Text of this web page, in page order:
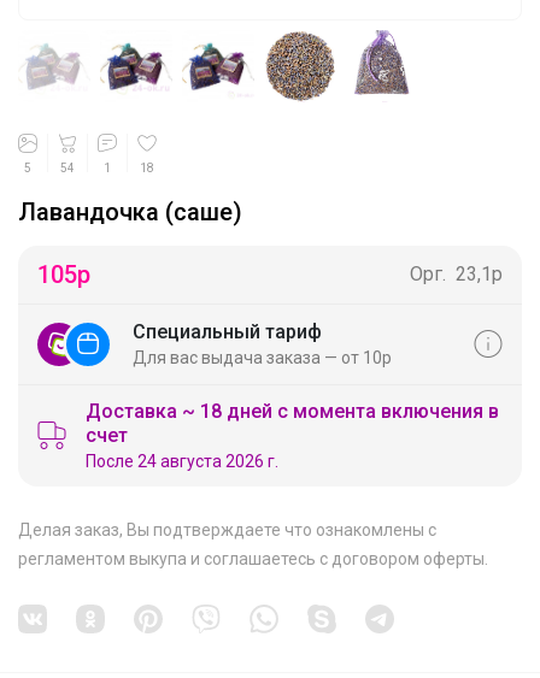
5 54 1 18
Лавандочка (саше)
105р Орг. 23,1р
Специальный тариф
Для вас выдача заказа — от 10р
Доставка ~ 18 дней с момента включения в
счет
После 24 августа 2026 г.
Делая заказ, Вы подтверждаете что ознакомлены с
регламентом выкупа и соглашаетесь с договором оферты